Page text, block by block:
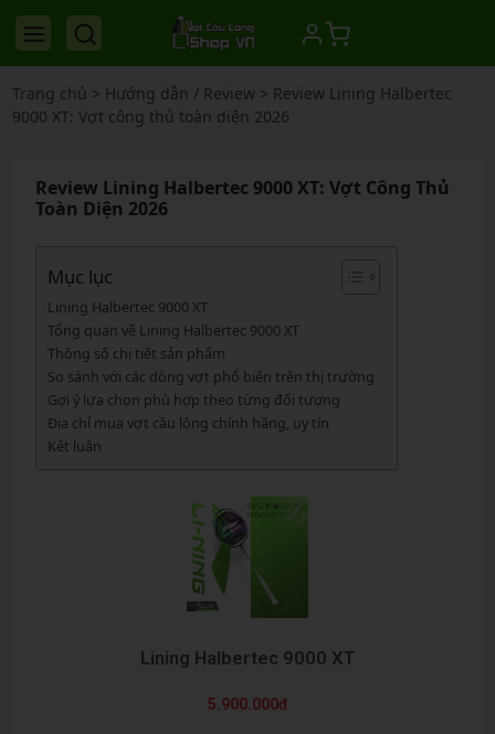
Trang chủ > Hướng dẫn / Review> Review Lining Halbertec
9000 XT: Vợt công thủ toàn diện 2026
Review Lining Halbertec 9000 XT: Vợt Công Thủ
Toàn Diện 2026
Mục lục
Lining Halbertec 9000 XT
Tổng quan về Lining Halbertec 9000 XT
Thông số chi tiết sản phẩm
So sánh với các dòng vợt phổ biến trên thị trường
Gợi ý lựa chọn phù hợp theo từng đối tượng
Địa chỉ mua vợt cầu lông chính hãng, uy tín
Kết luận
Lining Halbertec 9000 XT
5.900.000đ